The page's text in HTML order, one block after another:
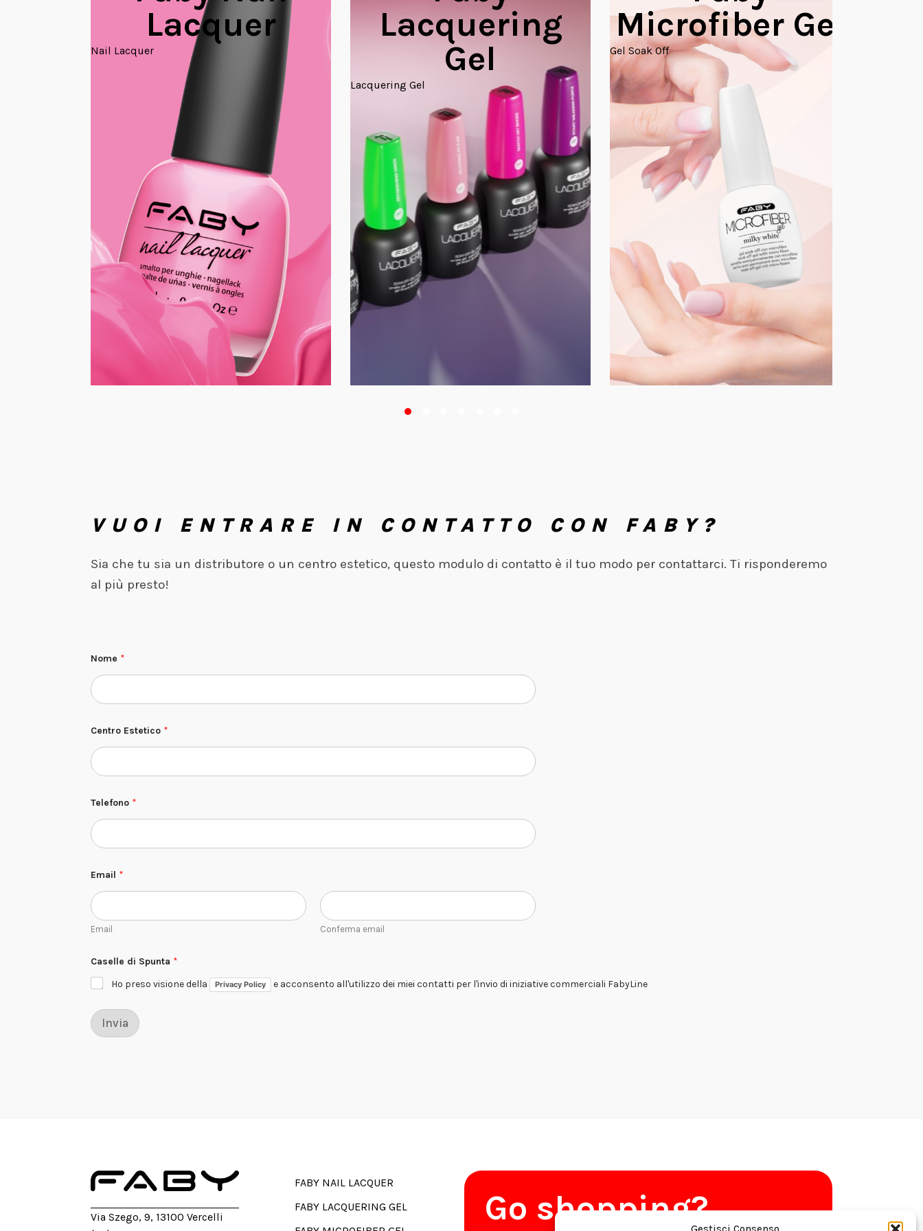
Lacquer
Nail Lacquer
Lacquering
Gel
Lacquering Gel
Microfiber Gel
Gel Soak Off
VUOI ENTRARE IN CONTATTO CON FABY?
Sia che tu sia un distributore o un centro estetico, questo modulo di contatto è il tuo modo per contattarci. Ti risponderemo
al più presto!
Nome *
m
i
l
*
Centro Estetico *
Telefono *
Email *
Email Conferma email
Caselle di Spunta *
Ho preso visione della
Privacy Policy e acconsento all'utilizzo dei miei contatti per l'invio di iniziative commerciali FabyLine
Invia
Via Szego, 9, 13100 Vercelli
FABY NAIL LACQUER
FABY LACQUERING GEL
Go shopping?